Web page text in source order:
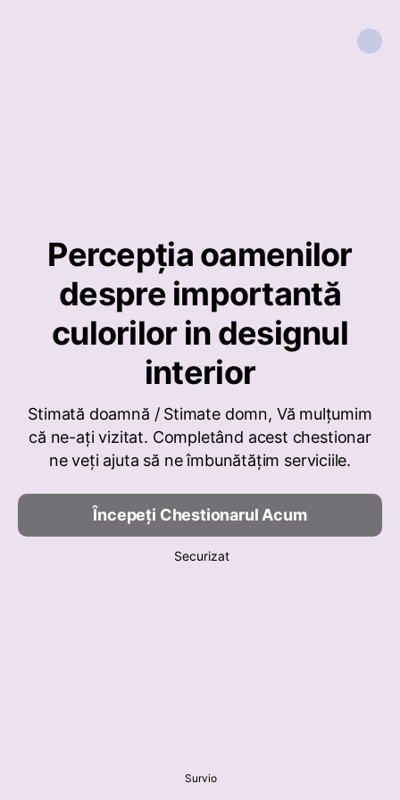
Percepția oamenilor
despre importantă
culorilor in designul
interior
Stimată doamnă / Stimate domn, Vă mulțumim
că ne-ați vizitat. Completând acest chestionar
ne veți ajuta să ne îmbunătățim serviciile.
Începeți Chestionarul Acum
Securizat
Survio